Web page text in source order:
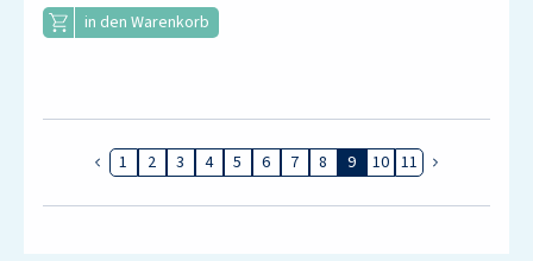
in den Warenkorb
Vorherige Seite
1 2 3 4 5 6 7 8 9 10 11 Nächste